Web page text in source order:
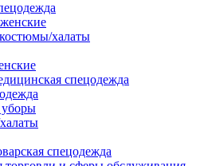
халаты
спецодежда
спецодежда